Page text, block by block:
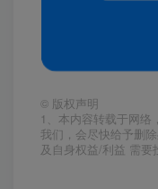
© 版权声明
1、本内容转载于网
我们，会尽快给予删
及自身权益/利益 需